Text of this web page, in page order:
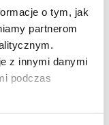
o tym, jak
partnerom
z innymi danymi
podczas